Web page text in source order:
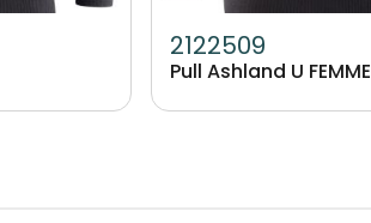
2122509
Pull Ashland U FEMME